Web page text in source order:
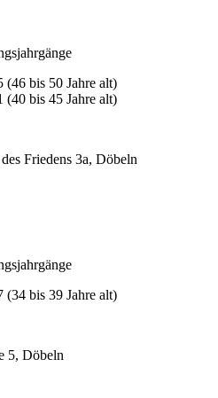
(46 bis 50 Jahre alt)
(40 bis 45 Jahre alt)
des Friedens 3a, Döbeln
(34 bis 39 Jahre alt)
5, Döbeln